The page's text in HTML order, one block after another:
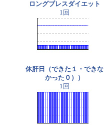
ロングブレスダイエット
1回
休肝日（できた１・できな
かった０））
1回